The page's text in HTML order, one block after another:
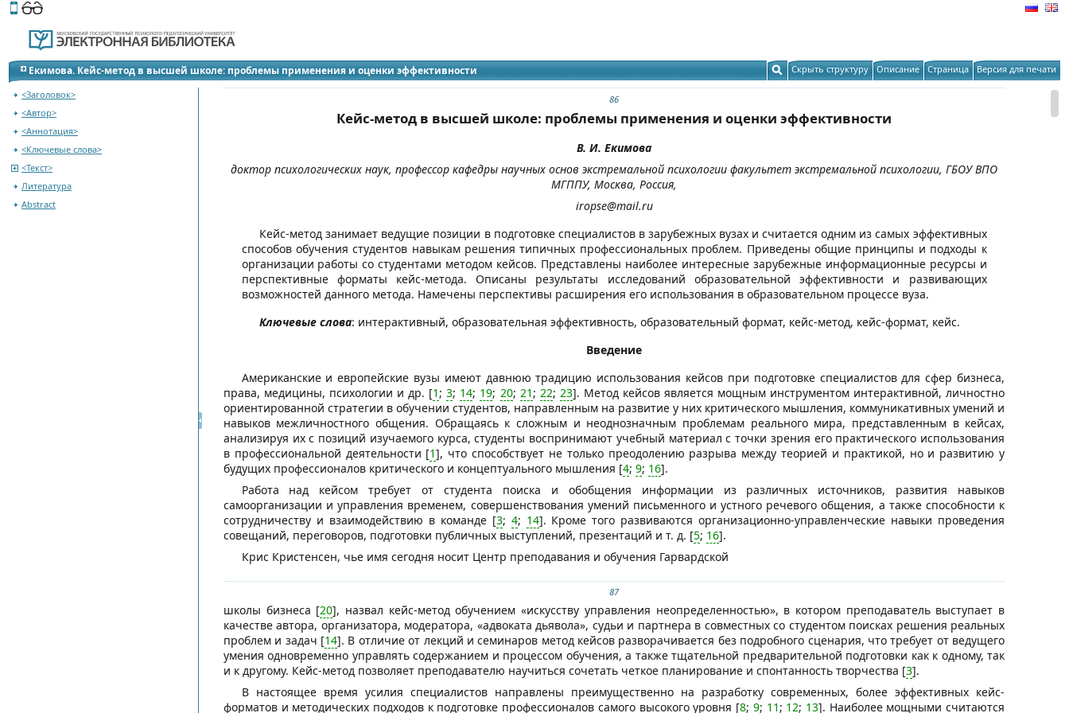
Этот сайт поддерживает
Екимова. Кейс-метод в высшей школе: проблемы применения и оценки эффективности Скрыть структуру Описание Страница Версия для печати
<Заголовок>
<Автор>
<Аннотация>
<Ключевые слова>
<Текст>
Литература
Abstract
К содержанию журнала
86
Кейс-метод в высшей школе: проблемы применения и оценки эффективности
В. И. Екимова
доктор психологических наук, профессор кафедры научных основ экстремальной психологии факультет экстремальной психологии, ГБОУ ВПО
МГППУ, Москва, Россия,
iropse@mail.ru
Кейс-метод занимает ведущие позиции в подготовке специалистов в зарубежных вузах и считается одним из самых эффективных
способов обучения студентов навыкам решения типичных профессиональных проблем. Приведены общие принципы и подходы к
организации работы со студентами методом кейсов. Представлены наиболее интересные зарубежные информационные ресурсы и
перспективные форматы кейс-метода. Описаны результаты исследований образовательной эффективности и развивающих
возможностей данного метода. Намечены перспективы расширения его использования в образовательном процессе вуза.
Ключевые слова: интерактивный, образовательная эффективность, образовательный формат, кейс-метод, кейс-формат, кейс.
Введение
Американские и европейские вузы имеют давнюю традицию использования кейсов при подготовке специалистов для сфер бизнеса,
права, медицины, психологии и др. [1 ;3; 14; 19; 20; 21 ; 22; 23]. Метод кейсов является мощным инструментом интерактивной, личностно
ориентированной стратегии в обучении студентов, направленным на развитие у них критического мышления, коммуникативных умений и
навыков межличностного общения. Обращаясь к сложным и неоднозначным проблемам реального мира, представленным в кейсах,
анализируя их с позиций изучаемого курса, студенты воспринимают учебный материал с точки зрения его практического использования
в профессиональной деятельности [1], что способствует не только преодолению разрыва между теорией и практикой, но и развитию у
будущих профессионалов критического и концептуального мышления [4; 9; 16].
Работа над кейсом требует от студента поиска и обобщения информации из различных источников, развития навыков
самоорганизации и управления временем, совершенствования умений письменного и устного речевого общения, а также способности к
сотрудничеству и взаимодействию в команде [3; 4; 14]. Кроме того развиваются организационно-управленческие навыки проведения
совещаний, переговоров, подготовки публичных выступлений, презентаций и т. д. [5; 16].
Крис Кристенсен, чье имя сегодня носит Центр преподавания и обучения Гарвардской
87
школы бизнеса [20], назвал кейс-метод обучением «искусству управления неопределенностью», в котором преподаватель выступает в
качестве автора, организатора, модератора, «адвоката дьявола», судьи и партнера в совместных со студентом поисках решения реальных
проблем и задач [14]. В отличие от лекций и семинаров метод кейсов разворачивается без подробного сценария, что требует от ведущего
умения одновременно управлять содержанием и процессом обучения, а также тщательной предварительной подготовки как к одному, так
и к другому. Кейс-метод позволяет преподавателю научиться сочетать четкое планирование и спонтанность творчества [3].
В настоящее время усилия специалистов направлены преимущественно на разработку современных, более эффективных кейс-
форматов и методических подходов к подготовке профессионалов самого высокого уровня [8; 9; 11 ; 12; 13]. Наиболее мощными считаются